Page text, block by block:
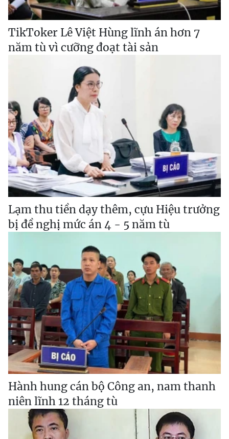
TikToker Lê Việt Hùng lĩnh án hơn 7
năm tù vì cưỡng đoạt tài sản
Lạm thu tiền dạy thêm, cựu Hiệu trưởng
bị đề nghị mức án 4 - 5 năm tù
Hành hung cán bộ Công an, nam thanh
niên lĩnh 12 tháng tù